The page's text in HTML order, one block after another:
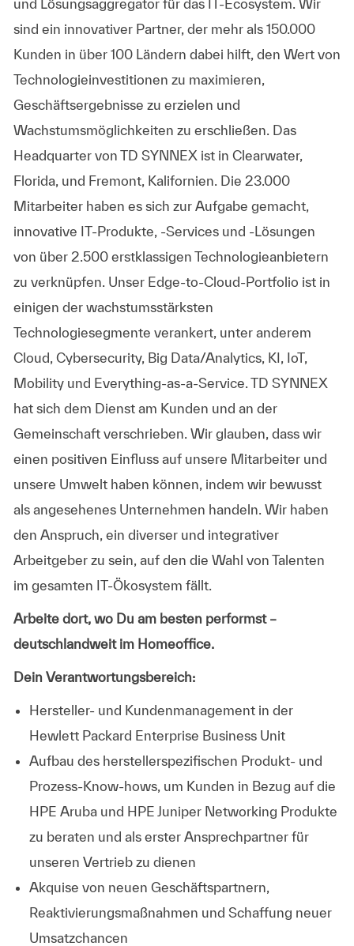
und Lösungsaggregator für das IT-Ecosystem. Wir
sind ein innovativer Partner, der mehr als 150.000
Kunden in über 100 Ländern dabei hilft, den Wert von
Technologieinvestitionen zu maximieren,
Geschäftsergebnisse zu erzielen und
Wachstumsmöglichkeiten zu erschließen. Das
Headquarter von TD SYNNEX ist in Clearwater,
Florida, und Fremont, Kalifornien. Die 23.000
Mitarbeiter haben es sich zur Aufgabe gemacht,
innovative IT-Produkte, -Services und -Lösungen
von über 2.500 erstklassigen Technologieanbietern
zu verknüpfen. Unser Edge-to-Cloud-Portfolio ist in
einigen der wachstumsstärksten
Technologiesegmente verankert, unter anderem
Cloud, Cybersecurity, Big Data/Analytics, KI, IoT,
Mobility und Everything-as-a-Service. TD SYNNEX
hat sich dem Dienst am Kunden und an der
Gemeinschaft verschrieben. Wir glauben, dass wir
einen positiven Einfluss auf unsere Mitarbeiter und
unsere Umwelt haben können, indem wir bewusst
als angesehenes Unternehmen handeln. Wir haben
den Anspruch, ein diverser und integrativer
Arbeitgeber zu sein, auf den die Wahl von Talenten
im gesamten IT-Ökosystem fällt.
Arbeite dort, wo Du am besten performst –
deutschlandweit im Homeoffice.
Dein Verantwortungsbereich:
Hersteller- und Kundenmanagement in der
Hewlett Packard Enterprise Business Unit
Aufbau des herstellerspezifischen Produkt- und
Prozess-Know-hows, um Kunden in Bezug auf die
HPE Aruba und HPE Juniper Networking Produkte
zu beraten und als erster Ansprechpartner für
unseren Vertrieb zu dienen
Akquise von neuen Geschäftspartnern,
Reaktivierungsmaßnahmen und Schaffung neuer
Umsatzchancen